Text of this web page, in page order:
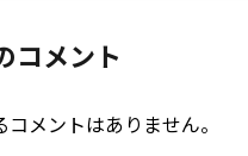
コメント
メントはありません。